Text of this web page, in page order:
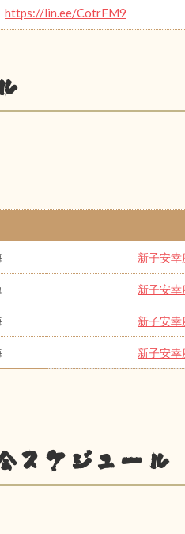
https://lin.ee/CotrFM9
新子安
新子安
新子安
新子安
スケジュール